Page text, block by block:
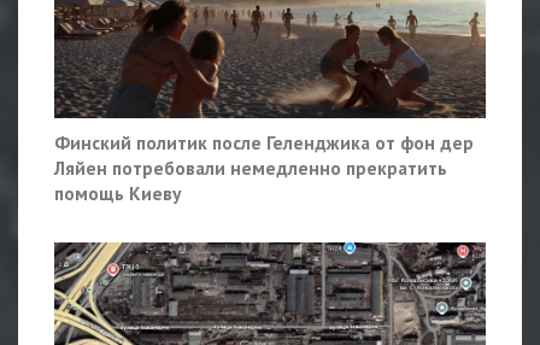
Финский политик после Геленджика от фон дер
Ляйен потребовали немедленно прекратить
помощь Киеву